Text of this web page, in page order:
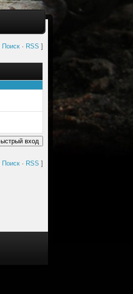
...
Поиск · RSS ]
Поиск · RSS ]